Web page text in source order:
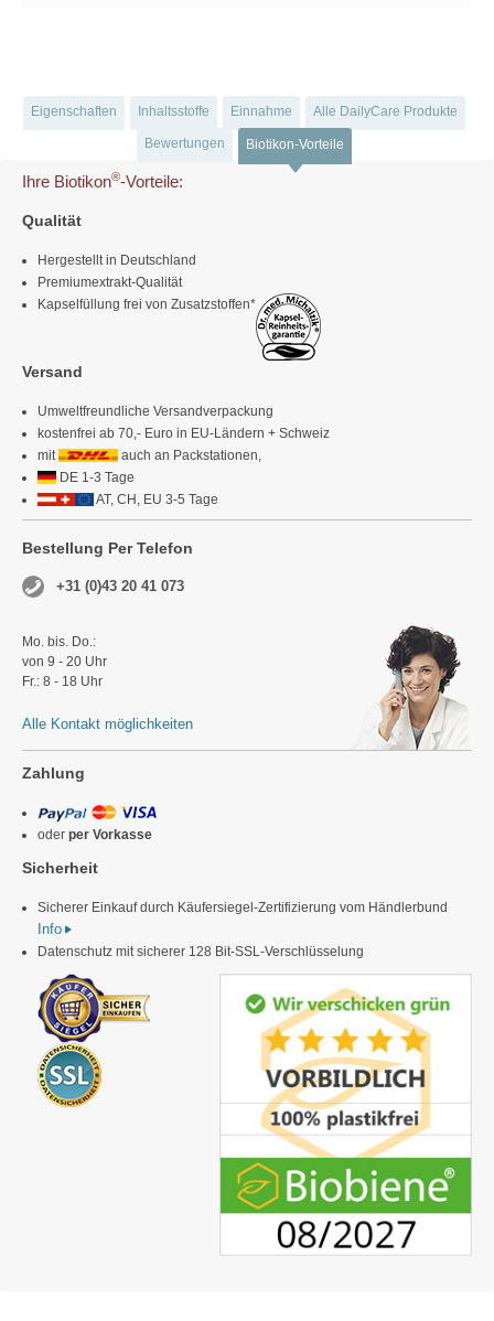
Eigenschaften Inhaltsstoffe Einnahme Alle DailyCare Produkte
Bewertungen Biotikon-Vorteile
Ihre Biotikon®-Vorteile:
Qualität
Hergestellt in Deutschland
Premiumextrakt-Qualität
Kapselfüllung frei von Zusatzstoffen*
Versand
Umweltfreundliche Versandverpackung
kostenfrei ab 70,- Euro in EU-Ländern + Schweiz
mit
auch an Packstationen,
DE 1-3 Tage
AT, CH, EU 3-5 Tage
Bestellung Per Telefon
+31 (0)43 20 41 073
Mo. bis. Do.:
von 9 - 20 Uhr
Fr.: 8 - 18 Uhr
Alle Kontakt möglichkeiten
Zahlung
oder per Vorkasse
Sicherheit
Sicherer Einkauf durch Käufersiegel-Zertifizierung vom Händlerbund
Info
Datenschutz mit sicherer 128 Bit-SSL-Verschlüsselung